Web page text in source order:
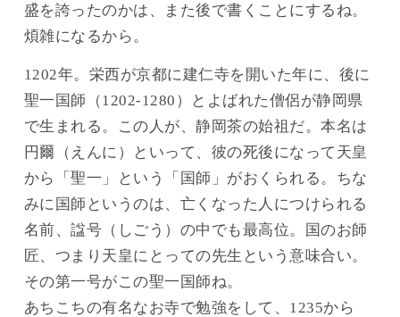
盛を誇ったのかは、また後で書くことにするね。
煩雑になるから。
1202年。栄西が京都に建仁寺を開いた年に、後に
聖一国師（1202-1280）とよばれた僧侶が静岡県
で生まれる。この人が、静岡茶の始祖だ。本名は
円爾（えんに）といって、彼の死後になって天皇
から「聖一」という「国師」がおくられる。ちな
みに国師というのは、亡くなった人につけられる
名前、諡号（しごう）の中でも最高位。国のお師
匠、つまり天皇にとっての先生という意味合い。
その第一号がこの聖一国師ね。
あちこちの有名なお寺で勉強をして、1235から